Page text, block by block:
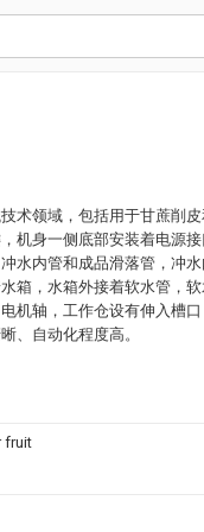
术领域，包括用于甘蔗削
机身一侧底部安装着电源
水内管和成品滑落管，冲
箱，水箱外接着软水管，
机轴，工作仓设有伸入槽
、自动化程度高。
fruit